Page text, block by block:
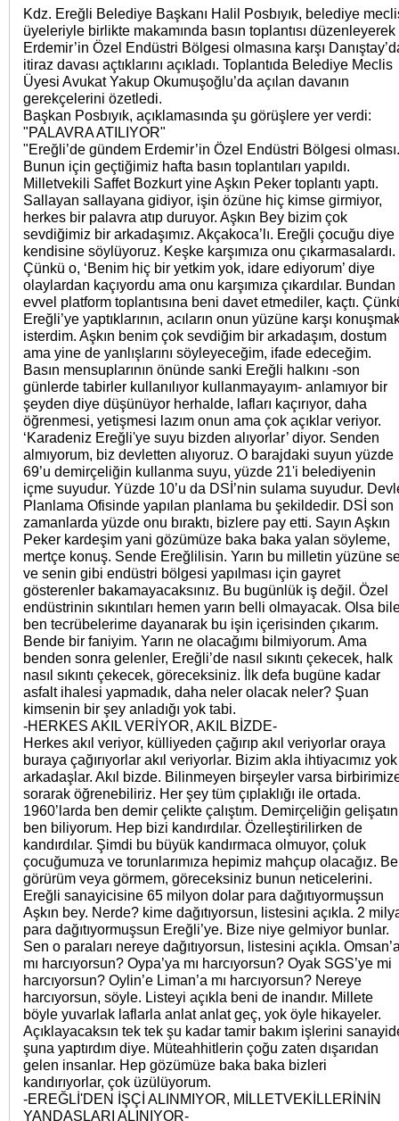
Kdz. Ereğli Belediye Başkanı Halil Posbıyık, belediye
üyeleriyle birlikte makamında basın toplantısı düzenleyerek
Erdemir’in Özel Endüstri Bölgesi olmasına karşı
itiraz davası açtıklarını açıkladı. Toplantıda Belediye Meclis
Üyesi Avukat Yakup Okumuşoğlu’da açılan davanın
gerekçelerini özetledi.
Başkan Posbıyık, açıklamasında şu görüşlere yer verdi:
"PALAVRA ATILIYOR"
"Ereğli’de gündem Erdemir’in Özel Endüstri Bölgesi olması.
Bunun için geçtiğimiz hafta basın toplantıları yapıldı.
Milletvekili Saffet Bozkurt yine Aşkın Peker toplantı yaptı.
Sallayan sallayana gidiyor, işin özüne hiç kimse girmiyor,
herkes bir palavra atıp duruyor. Aşkın Bey bizim çok
sevdiğimiz bir arkadaşımız. Akçakoca’lı. Ereğli çocuğu diye
kendisine söylüyoruz. Keşke karşımıza onu çıkarmasalardı.
Çünkü o, ‘Benim hiç bir yetkim yok, idare ediyorum’ diye
olaylardan kaçıyordu ama onu karşımıza çıkardılar. Bundan
evvel platform toplantısına beni davet etmediler, kaçtı.
Ereğli’ye yaptıklarının, acıların onun yüzüne karşı
isterdim. Aşkın benim çok sevdiğim bir arkadaşım, dostum
ama yine de yanlışlarını söyleyeceğim, ifade edeceğim.
Basın mensuplarının önünde sanki Ereğli halkını -son
günlerde tabirler kullanılıyor kullanmayayım- anlamıyor bir
şeyden diye düşünüyor herhalde, lafları kaçırıyor, daha
öğrenmesi, yetişmesi lazım onun ama çok açıklar veriyor.
‘Karadeniz Ereğli'ye suyu bizden alıyorlar’ diyor. Senden
almıyorum, biz devletten alıyoruz. O barajdaki suyun yüzde
69’u demirçeliğin kullanma suyu, yüzde 21'i belediyenin
içme suyudur. Yüzde 10’u da DSİ’nin sulama suyudur.
Planlama Ofisinde yapılan planlama bu şekildedir. DSİ son
zamanlarda yüzde onu bıraktı, bizlere pay etti. Sayın Aşkın
Peker kardeşim yani gözümüze baka baka yalan söyleme,
mertçe konuş. Sende Ereğlilisin. Yarın bu milletin yüzüne
ve senin gibi endüstri bölgesi yapılması için gayret
gösterenler bakamayacaksınız. Bu bugünlük iş değil. Özel
endüstrinin sıkıntıları hemen yarın belli olmayacak. Olsa
ben tecrübelerime dayanarak bu işin içerisinden çıkarım.
Bende bir faniyim. Yarın ne olacağımı bilmiyorum. Ama
benden sonra gelenler, Ereğli’de nasıl sıkıntı çekecek, halk
nasıl sıkıntı çekecek, göreceksiniz. İlk defa bugüne kadar
asfalt ihalesi yapmadık, daha neler olacak neler? Şuan
kimsenin bir şey anladığı yok tabi.
-HERKES AKIL VERİYOR, AKIL BİZDE-
Herkes akıl veriyor, külliyeden çağırıp akıl veriyorlar oraya
buraya çağırıyorlar akıl veriyorlar. Bizim akla ihtiyacımız yok
arkadaşlar. Akıl bizde. Bilinmeyen birşeyler varsa
sorarak öğrenebiliriz. Her şey tüm çıplaklığı ile ortada.
1960’larda ben demir çelikte çalıştım. Demirçeliğin
ben biliyorum. Hep bizi kandırdılar. Özelleştirilirken de
kandırdılar. Şimdi bu büyük kandırmaca olmuyor, çoluk
çocuğumuza ve torunlarımıza hepimiz mahçup olacağız.
görürüm veya görmem, göreceksiniz bunun neticelerini.
Ereğli sanayicisine 65 milyon dolar para dağıtıyormuşsun
Aşkın bey. Nerde? kime dağıtıyorsun, listesini açıkla. 2
para dağıtıyormuşsun Ereğli’ye. Bize niye gelmiyor bunlar.
Sen o paraları nereye dağıtıyorsun, listesini açıkla.
mı harcıyorsun? Oypa’ya mı harcıyorsun? Oyak SGS’ye mi
harcıyorsun? Oylin’e Liman’a mı harcıyorsun? Nereye
harcıyorsun, söyle. Listeyi açıkla beni de inandır. Millete
böyle yuvarlak laflarla anlat anlat geç, yok öyle hikayeler.
Açıklayacaksın tek tek şu kadar tamir bakım işlerini
şuna yaptırdım diye. Müteahhitlerin çoğu zaten dışarıdan
gelen insanlar. Hep gözümüze baka baka bizleri
kandırıyorlar, çok üzülüyorum.
-EREĞLİ'DEN İŞÇİ ALINMIYOR, MİLLETVEKİLLERİNİN
YANDAŞLARI ALINIYOR-